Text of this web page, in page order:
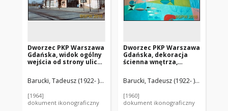
Dworzec PKP Warszawa
Gdańska, widok ogólny
wejścia od strony ulicy,
Barucki, Tadeusz (1922- ). Fotograf
[1964]
dokument ikonograficzny
Dworzec PKP Warszawa
Gdańska, dekoracja
ścienna wnętrza,
Barucki, Tadeusz (1922- ). Fotograf
[1960]
dokument ikonograficzny